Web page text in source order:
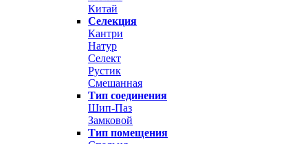
Китай
Селекция
Кантри
Натур
Селект
Рустик
Смешанная
Тип соединения
Шип-Паз
Замковой
Тип помещения